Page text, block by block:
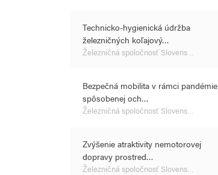
Technicko-hygienická údržba
železničných koľajový…
Železničná spoločnosť Slovens…
Bezpečná mobilita v rámci pandémie
spôsobenej och…
Železničná spoločnosť Slovens…
Zvýšenie atraktivity nemotorovej
dopravy prostred…
Železničná spoločnosť Slovens…